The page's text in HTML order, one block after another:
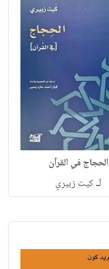
الحجاج في القرآن
لـكيت زبيري